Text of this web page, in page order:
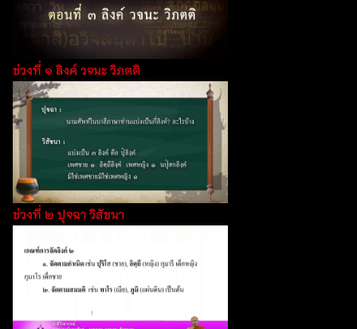
ช่วงที่ ๑ ลิงค์ วจนะ วิภตติ
ช่วงที่ ๒ ปุจฉา วิสัชนา